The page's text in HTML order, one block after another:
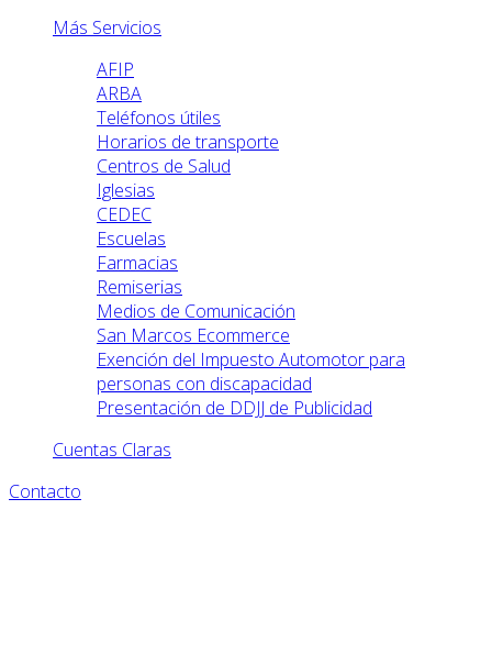
Más Servicios
AFIP
ARBA
Teléfonos útiles
Horarios de transporte
Centros de Salud
Iglesias
CEDEC
Escuelas
Farmacias
Remiserias
Medios de Comunicación
San Marcos Ecommerce
Exención del Impuesto Automotor para
personas con discapacidad
Presentación de DDJJ de Publicidad
Cuentas Claras
Contacto